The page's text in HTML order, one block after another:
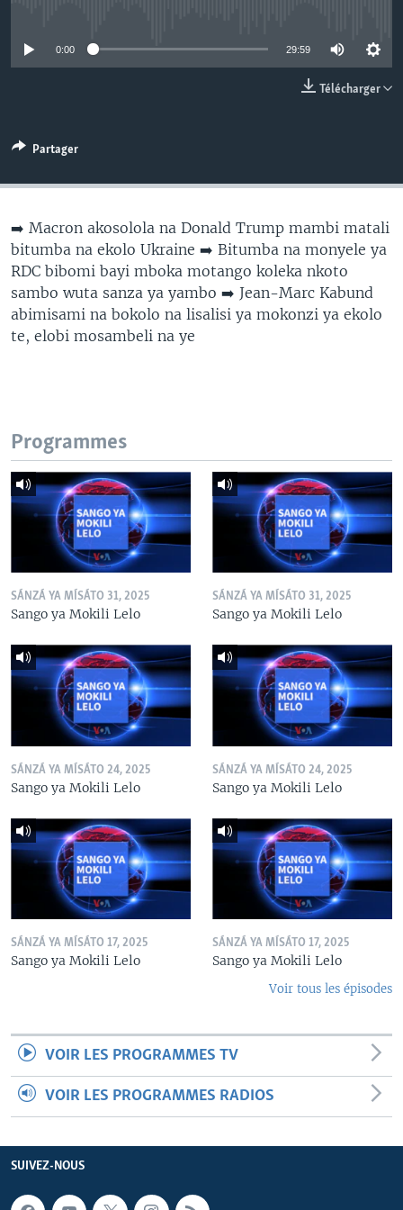
SCIENCE/TECHNOLOGIE
0:00 29:59
Télécharger
Partager
➡️ Macron akosolola na Donald Trump mambi matali
bitumba na ekolo Ukraine ➡️ Bitumba na monyele ya
RDC bibomi bayi mboka motango koleka nkoto
sambo wuta sanza ya yambo ➡️ Jean-Marc Kabund
abimisami na bokolo na lisalisi ya mokonzi ya ekolo
te, elobi mosambeli na ye
Programmes
SÁNZÁ YA MÍSÁTO 31, 2025
Sango ya Mokili Lelo
SÁNZÁ YA MÍSÁTO 31, 2025
Sango ya Mokili Lelo
SÁNZÁ YA MÍSÁTO 24, 2025
Sango ya Mokili Lelo
SÁNZÁ YA MÍSÁTO 24, 2025
Sango ya Mokili Lelo
SÁNZÁ YA MÍSÁTO 17, 2025
Sango ya Mokili Lelo
SÁNZÁ YA MÍSÁTO 17, 2025
Sango ya Mokili Lelo
Voir tous les épisodes
VOIR LES PROGRAMMES TV
VOIR LES PROGRAMMES RADIOS
SUIVEZ-NOUS